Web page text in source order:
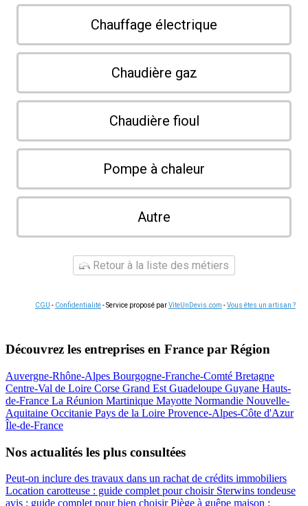
Chauffage électrique
Chaudière gaz
Chaudière fioul
Pompe à chaleur
Autre
Retour à la liste des métiers
CGU - Confidentialité- Service proposé parViteUnDevis.com -Vous êtes un artisan ?
Découvrez les entreprises en France par Région
Auvergne-Rhône-Alpes Bourgogne-Franche-Comté Bretagne
Centre-Val de Loire Corse Grand Est Guadeloupe Guyane Hauts-
de-France La Réunion Martinique Mayotte Normandie Nouvelle-
Aquitaine Occitanie Pays de la Loire Provence-Alpes-Côte d'Azur
Île-de-France
Nos actualités les plus consultées
Peut-on inclure des travaux dans un rachat de crédits immobiliers
Location carotteuse : guide complet pour choisir Sterwins tondeuse
avis : guide complet pour bien choisirPiège à guêpe maison :